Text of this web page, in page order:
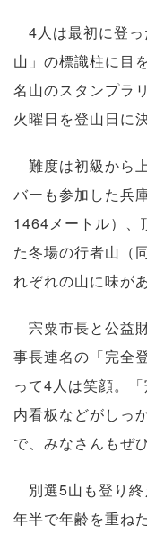
4人は最初に登っ
山」の標識柱に目
名山のスタンプラ
火曜日を登山日に
難度は初級から
バーも参加した兵
1464メートル）、
た冬場の行者山（
れぞれの山に味が
宍粟市長と公益
事長連名の「完全
って4人は笑顔。
内看板などがしっ
で、みなさんもぜ
別選5山も登り終
年半で年齢を重ね